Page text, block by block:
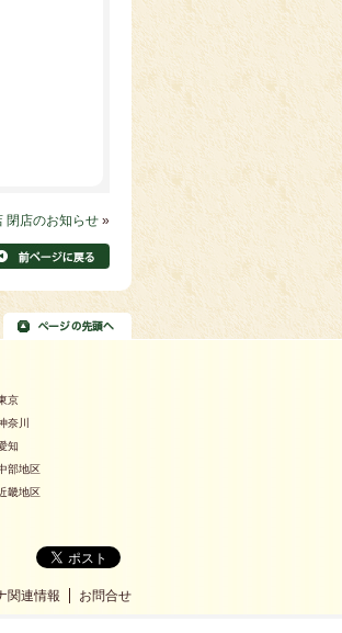
閉店のお知らせ »
京
奈川
知
部地区
畿地区
お問合せ
関連情報